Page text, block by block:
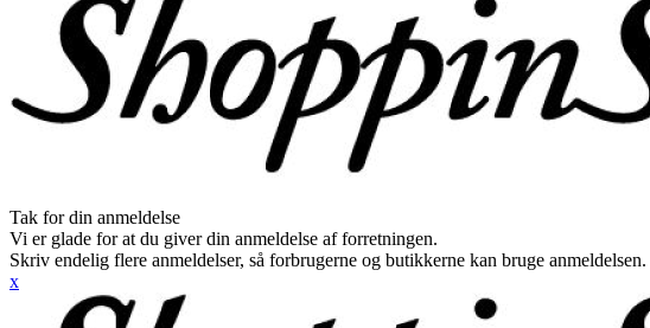
Tak for din anmeldelse
Vi er glade for at du giver din anmeldelse af forretningen.
Skriv endelig flere anmeldelser, så forbrugerne og butikkerne kan bruge anmeldelsen.
x